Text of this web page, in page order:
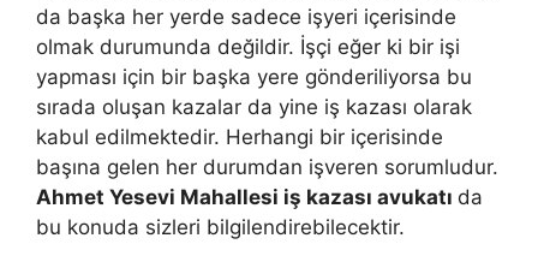
da başka her yerde sadece işyeri içerisinde
olmak durumunda değildir. İşçi eğer ki bir işi
yapması için bir başka yere gönderiliyorsa bu
sırada oluşan kazalar da yine iş kazası olarak
kabul edilmektedir. Herhangi bir içerisinde
başına gelen her durumdan işveren sorumludur.
Ahmet Yesevi Mahallesi iş kazası avukatı da
bu konuda sizleri bilgilendirebilecektir.